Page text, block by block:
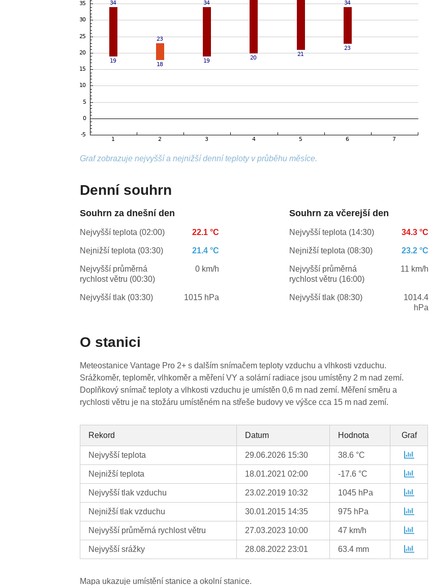
Graf zobrazuje nejvyšší a nejnižší denní teploty v průběhu měsíce.
Denní souhrn
Souhrn za dnešní den
Nejvyšší teplota (02:00) 22.1 °C
Nejnižší teplota (03:30) 21.4 °C
Nejvyšší průměrná
rychlost větru (00:30)
0 km/h
Nejvyšší tlak (03:30) 1015 hPa
Souhrn za včerejší den
Nejvyšší teplota (14:30) 34.3 °C
Nejnižší teplota (08:30) 23.2 °C
Nejvyšší průměrná
rychlost větru (16:00)
11 km/h
Nejvyšší tlak (08:30)
1014.4
hPa
O stanici
Meteostanice Vantage Pro 2+ s dalším snímačem teploty vzduchu a vlhkosti vzduchu.
Srážkoměr, teploměr, vlhkoměr a měření VY a solární radiace jsou umístěny 2 m nad zemí.
Doplňkový snímač teploty a vlhkosti vzduchu je umístěn 0,6 m nad zemí. Měření směru a
rychlosti větru je na stožáru umístěném na střeše budovy ve výšce cca 15 m nad zemí.
Rekord Datum Hodnota Graf
Nejvyšší teplota 29.06.2026 15:30 38.6 °C
Nejnižší teplota 18.01.2021 02:00 -17.6 °C
Nejvyšší tlak vzduchu 23.02.2019 10:32 1045 hPa
Nejnižší tlak vzduchu 30.01.2015 14:35 975 hPa
Nejvyšší průměrná rychlost větru 27.03.2023 10:00 47 km/h
Nejvyšší srážky 28.08.2022 23:01 63.4 mm
Mapa ukazuje umístění stanice a okolní stanice.